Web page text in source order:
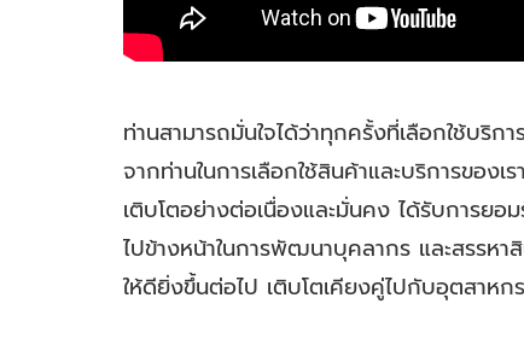
ท่านสามารถมั่นใจได้ว่าทุกครั้งที่เลือกใช้บริก
จากท่านในการเลือกใช้สินค้าและบริการขอ
เติบโตอย่างต่อเนื่องและมั่นคง ได้รับการย
ไปข้างหน้าในการพัฒนาบุคลากร และสรรห
ให้ดียิ่งขึ้นต่อไป เติบโตเคียงคู่ไปกับอุตสาหก